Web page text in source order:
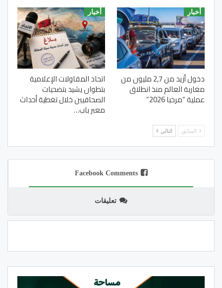
أخبار
دخول أزيد من 2,7 مليون من
مغاربة العالم منذ انطلاق
عملية “مرحبا 2026”
أخبار
اتحاد المقاولات الإعلامية
بتطوان يشيد بتضحيات
الصحافيين خلال تغطية أحداث
معبر باب…
السابق التالي
Facebook Comments
تعليقات